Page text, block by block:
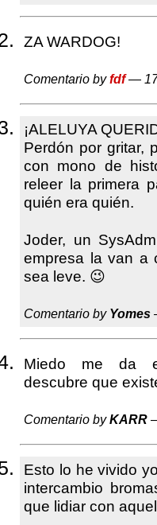
ZA WARDOG!
Comentario byfdf— 17
¡ALELUYA
Perdón por gritar,
con mono de
releer la primera
quién era quién.
Joder, un
empresa la van a
sea leve. 😉
Comentario by Yomes
Miedo me da
descubre que
Comentario byKARR
Esto lo he vivido
intercambio
que lidiar con